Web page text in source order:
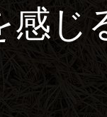
感じ